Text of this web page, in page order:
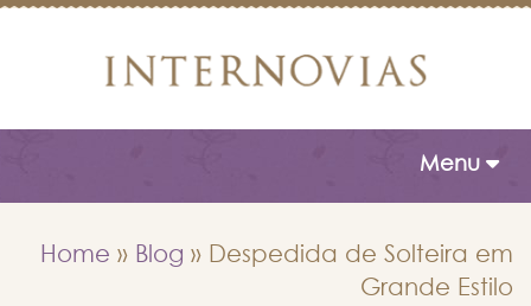
Toggle
Menu
Home » Blog »
Despedida de Solteira em
Grande Estilo